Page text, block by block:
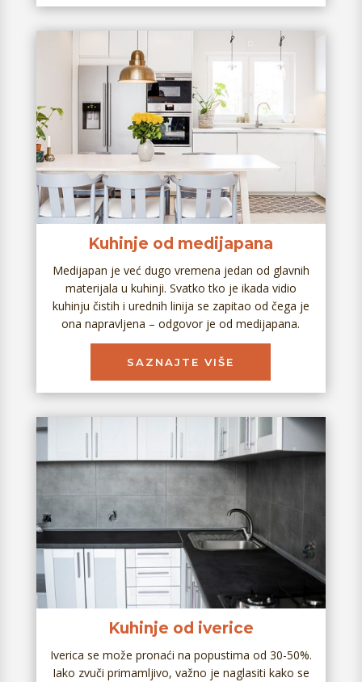
Kuhinje od medijapana
Medijapan je već dugo vremena jedan od glavnih
materijala u kuhinji. Svatko tko je ikada vidio
kuhinju čistih i urednih linija se zapitao od čega je
ona napravljena – odgovor je od medijapana.
SAZNAJTE VIŠE
Kuhinje od iverice
Iverica se može pronaći na popustima od 30-50%.
Iako zvuči primamljivo, važno je naglasiti kako se